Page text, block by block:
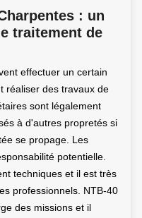
: un
traitement de
effectuer un certain
réaliser des travaux de
sont légalement
à d'autres propretés si
se propage. Les
potentielle.
techniques et il est très
professionnels. NTB-40
des missions et il